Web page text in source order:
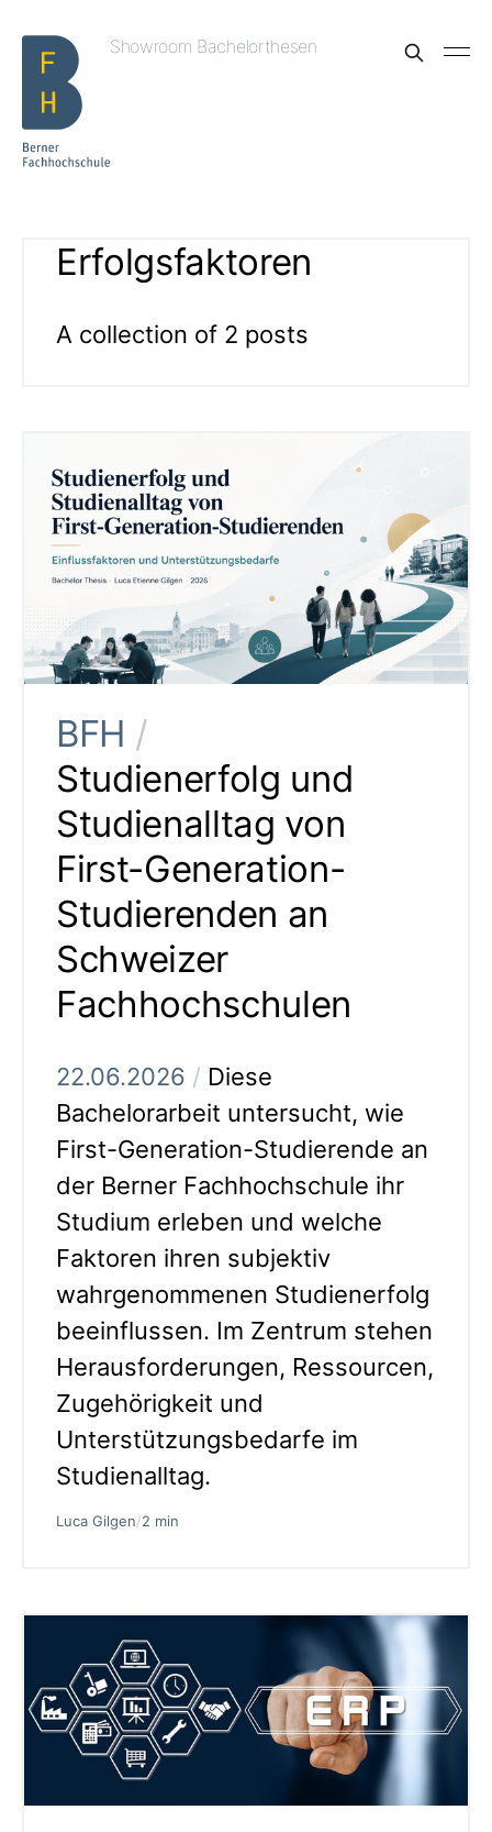
Showroom Bachelorthesen
Erfolgsfaktoren
A collection of 2 posts
BFH /
Studienerfolg und
Studienalltag von
First-Generation-
Studierenden an
Schweizer
Fachhochschulen
22.06.2026 / Diese
Bachelorarbeit untersucht, wie
First-Generation-Studierende an
der Berner Fachhochschule ihr
Studium erleben und welche
Faktoren ihren subjektiv
wahrgenommenen Studienerfolg
beeinflussen. Im Zentrum stehen
Herausforderungen, Ressourcen,
Zugehörigkeit und
Unterstützungsbedarfe im
Studienalltag.
Luca Gilgen/2 min